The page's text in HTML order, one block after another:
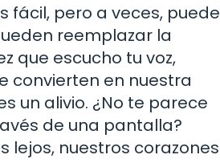
fácil, pero a veces, puede
reemplazar la
que escucho tu voz,
convierten en nuestra
un alivio. ¿No te parece
de una pantalla?
lejos, nuestros corazones